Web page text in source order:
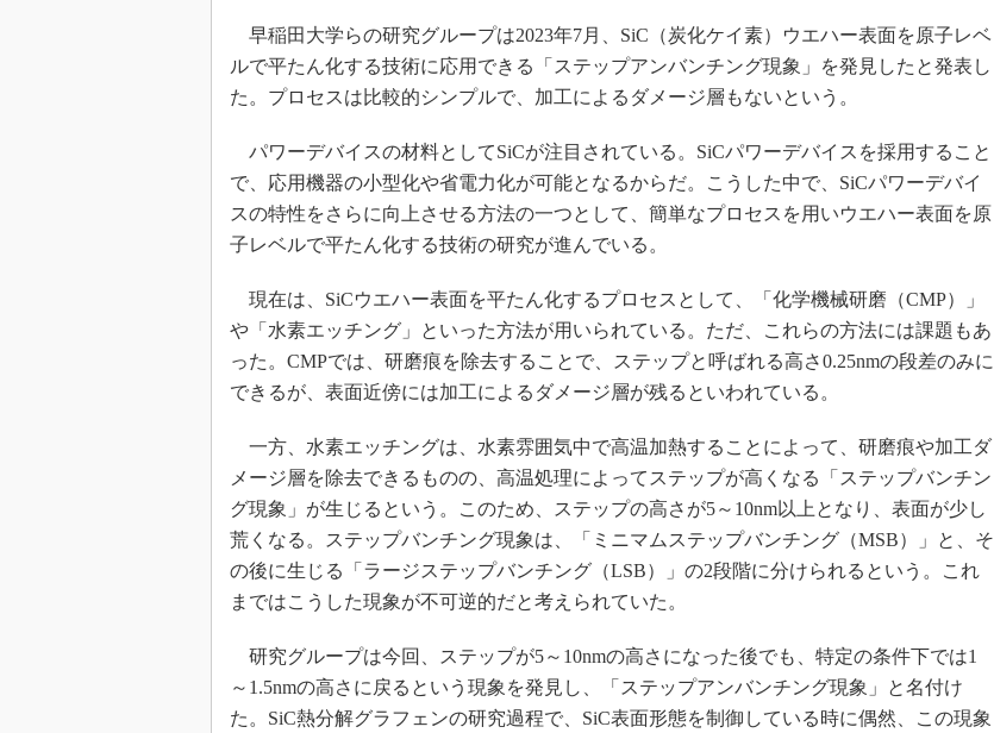
光伝送技術を知る
“異端児エンジニア”が仕掛けた社内
改革、執念の180日
JASA発IoT通信
IHSアナリスト「未来展望」
「英語に愛されないエンジニア」の
ための新行動論
早稲田大学らの研究グループは2023年7月、SiC（炭化ケイ素）ウエハー表面を原子レベ
ルで平たん化する技術に応用できる「ステップアンバンチング現象」を発見したと発表し
た。プロセスは比較的シンプルで、加工によるダメージ層もないという。
パワーデバイスの材料としてSiCが注目されている。SiCパワーデバイスを採用すること
で、応用機器の小型化や省電力化が可能となるからだ。こうした中で、SiCパワーデバイ
スの特性をさらに向上させる方法の一つとして、簡単なプロセスを用いウエハー表面を原
子レベルで平たん化する技術の研究が進んでいる。
現在は、SiCウエハー表面を平たん化するプロセスとして、「化学機械研磨（CMP）」
や「水素エッチング」といった方法が用いられている。ただ、これらの方法には課題もあ
った。CMPでは、研磨痕を除去することで、ステップと呼ばれる高さ0.25nmの段差のみに
できるが、表面近傍には加工によるダメージ層が残るといわれている。
一方、水素エッチングは、水素雰囲気中で高温加熱することによって、研磨痕や加工ダ
メージ層を除去できるものの、高温処理によってステップが高くなる「ステップバンチン
グ現象」が生じるという。このため、ステップの高さが5～10nm以上となり、表面が少し
荒くなる。ステップバンチング現象は、「ミニマムステップバンチング（MSB）」と、そ
の後に生じる「ラージステップバンチング（LSB）」の2段階に分けられるという。これ
まではこうした現象が不可逆的だと考えられていた。
研究グループは今回、ステップが5～10nmの高さになった後でも、特定の条件下では1
～1.5nmの高さに戻るという現象を発見し、「ステップアンバンチング現象」と名付け
た。SiC熱分解グラフェンの研究過程で、SiC表面形態を制御している時に偶然、この現象